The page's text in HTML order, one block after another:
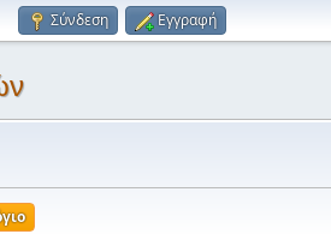
Σύνδεση Εγγραφή